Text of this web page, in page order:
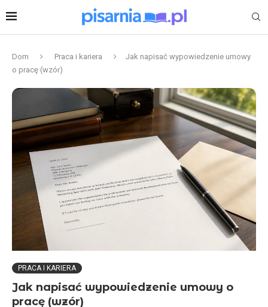
Dom Praca i kariera
Jak napisać wypowiedzenie umowy
o pracę (wzór)
PRACA I KARIERA
Jak napisać wypowiedzenie umowy o
pracę (wzór)